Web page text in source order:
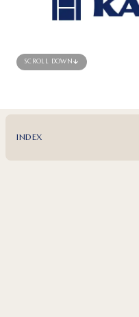
SCROLL DOWN
INDEX